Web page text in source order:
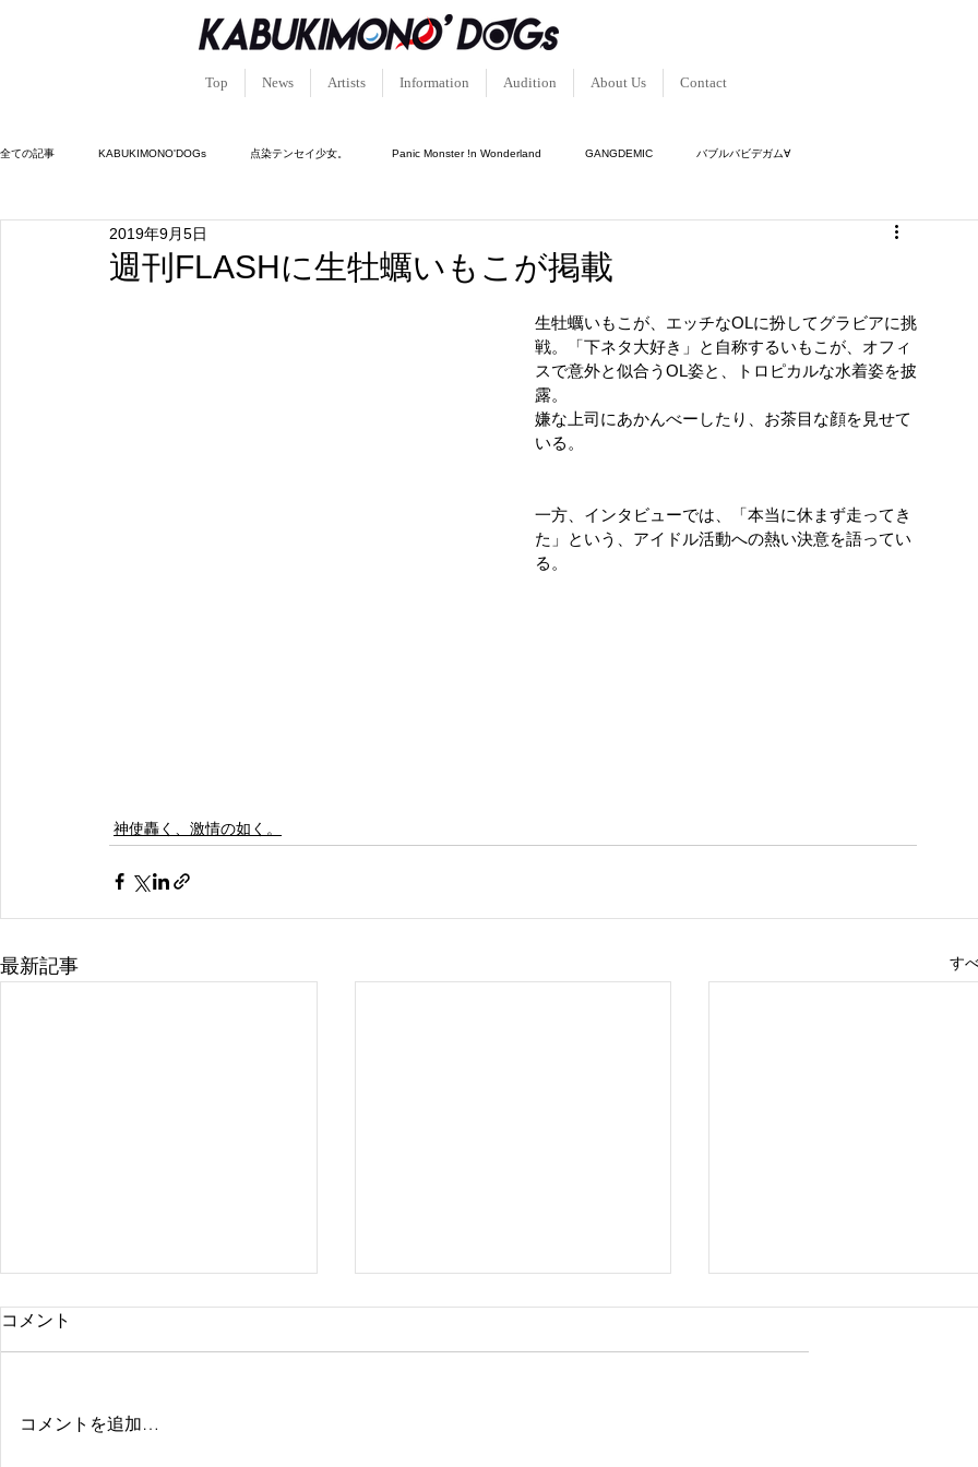
Top News Artists Information Audition About Us Contact
全ての記事 KABUKIMONO'DOGs 点染テンセイ少女。 Panic Monster !n Wonderland GANGDEMIC バブルバビデガム∀
キュン!?恋堕ちキューピッド
週刊FLASHに生牡蠣いもこが掲載
2019年9月5日
生牡蠣いもこが、エッチなOLに扮してグラビアに挑
戦。「下ネタ大好き」と自称するいもこが、オフィ
スで意外と似合うOL姿と、トロピカルな水着姿を披
露。
嫌な上司にあかんべーしたり、お茶目な顔を見せて
いる。
一方、インタビューでは、「本当に休まず走ってき
た」という、アイドル活動への熱い決意を語ってい
る。
神使轟く、激情の如く。
最新記事 す
コメント
コメントを追加…